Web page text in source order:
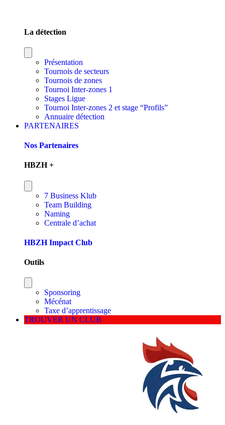
La détection
Présentation
Tournois de secteurs
Tournois de zones
Tournoi Inter-zones 1
Stages Ligue
Tournoi Inter-zones 2 et stage “Profils”
Annuaire détection
PARTENAIRES
Nos Partenaires
HBZH +
7 Business Klub
Team Building
Naming
Centrale d’achat
HBZH Impact Club
Outils
Sponsoring
Mécénat
Taxe d’apprentissage
TROUVER UN CLUB